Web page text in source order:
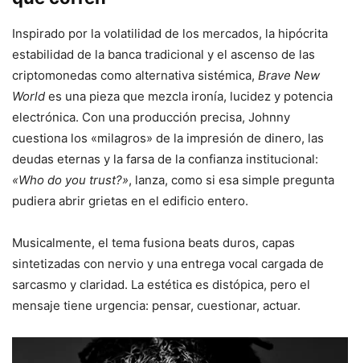
Inspirado por la volatilidad de los mercados, la hipócrita
estabilidad de la banca tradicional y el ascenso de las
criptomonedas como alternativa sistémica, Brave New
World es una pieza que mezcla ironía, lucidez y potencia
electrónica. Con una producción precisa, Johnny
cuestiona los «milagros» de la impresión de dinero, las
deudas eternas y la farsa de la confianza institucional:
«Who do you trust?», lanza, como si esa simple pregunta
pudiera abrir grietas en el edificio entero.
Musicalmente, el tema fusiona beats duros, capas
sintetizadas con nervio y una entrega vocal cargada de
sarcasmo y claridad. La estética es distópica, pero el
mensaje tiene urgencia: pensar, cuestionar, actuar.